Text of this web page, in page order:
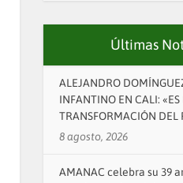
Últimas
ALEJANDRO
INFANTINO EN CALI: «ES
TRANSFORMACIÓN DEL
8 agosto, 2026
AMANAC celebra su 39